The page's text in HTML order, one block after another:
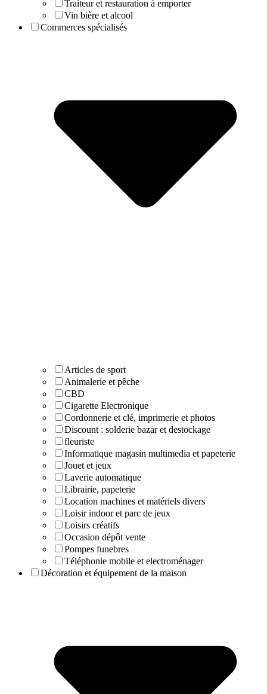
Traiteur et restauration à emporter
Vin bière et alcool
Commerces spécialisés
Articles de sport
Animalerie et pêche
CBD
Cigarette Electronique
Cordonnerie et clé, imprimerie et photos
Discount : solderie bazar et destockage
fleuriste
Informatique magasin multimedia et papeterie
Jouet et jeux
Laverie automatique
Librairie, papeterie
Location machines et matériels divers
Loisir indoor et parc de jeux
Loisirs créatifs
Occasion dépôt vente
Pompes funebres
Téléphonie mobile et electroménager
Décoration et équipement de la maison